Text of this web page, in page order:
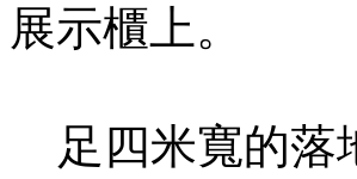
展示櫃上。
足四米寬的落